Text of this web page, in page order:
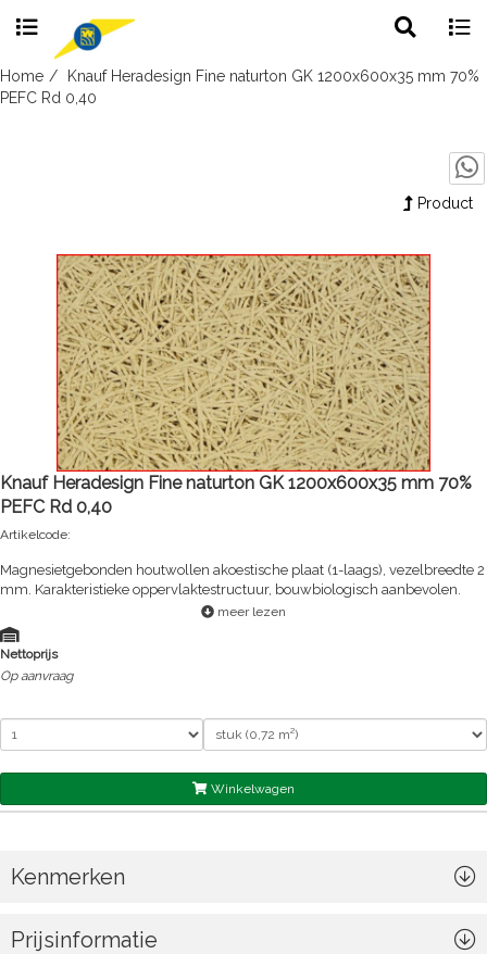
Skip
to
search
Home
Knauf Heradesign Fine naturton GK 1200x600x35 mm 70%
PEFC Rd 0,40
Product
Knauf Heradesign Fine naturton GK 1200x600x35 mm 70%
PEFC Rd 0,40
Artikelcode:
Magnesietgebonden houtwollen akoestische plaat (1-laags), vezelbreedte 2
mm. Karakteristieke oppervlaktestructuur, bouwbiologisch aanbevolen.
meer lezen
Nettoprijs
Op aanvraag
Winkelwagen
Kenmerken
Prijsinformatie